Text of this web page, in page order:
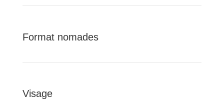
Format nomades
Visage